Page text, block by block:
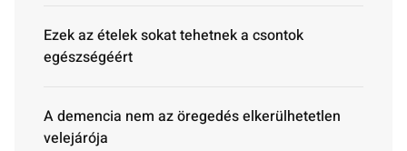
Ezek az ételek sokat tehetnek a csontok
egészségéért
A demencia nem az öregedés elkerülhetetlen
velejárója